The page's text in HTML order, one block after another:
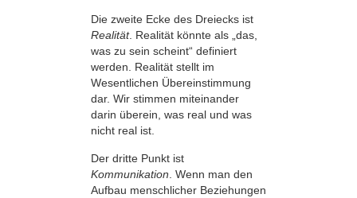
Die zweite Ecke des Dreiecks ist
Realität. Realität könnte als „das,
was zu sein scheint“ definiert
werden. Realität stellt im
Wesentlichen Übereinstimmung
dar. Wir stimmen miteinander
darin überein, was real und was
nicht real ist.
Der dritte Punkt ist
Kommunikation . Wenn man den
Aufbau menschlicher Beziehungen